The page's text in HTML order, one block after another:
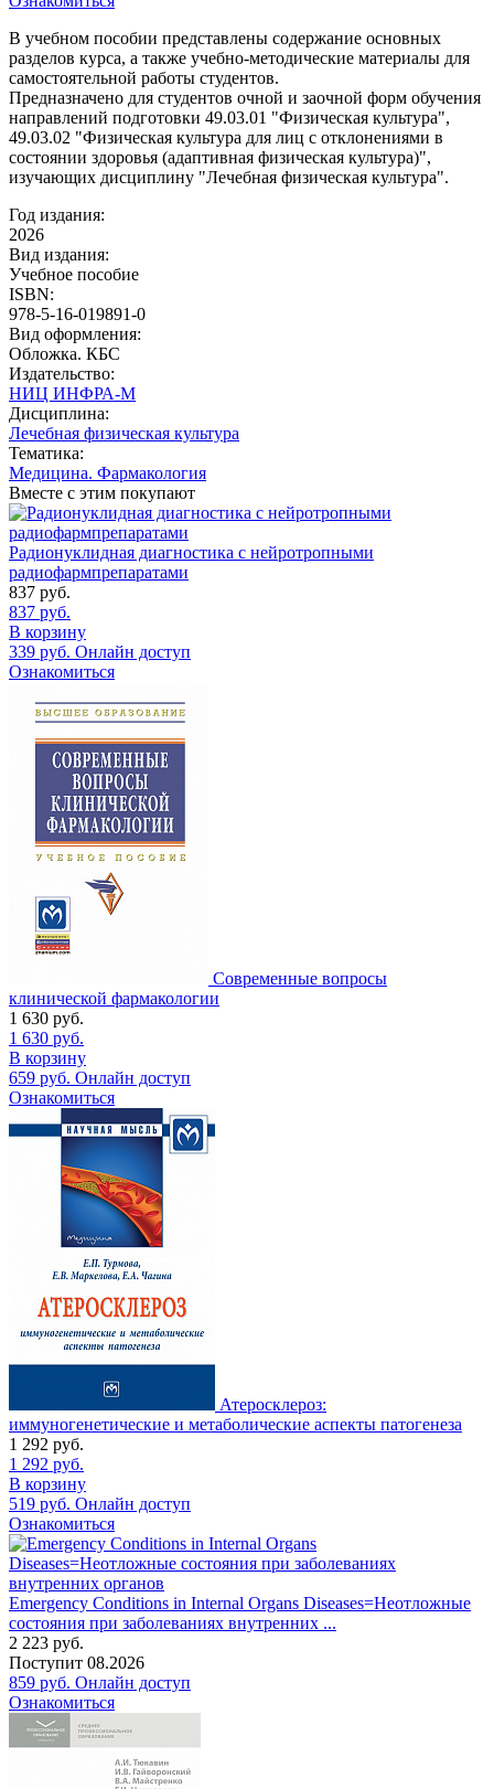
В учебном пособии представлены содержание основных
разделов курса, а также учебно-методические материалы для
самостоятельной работы студентов.
Предназначено для студентов очной и заочной форм обучения
направлений подготовки 49.03.01 "Физическая культура",
49.03.02 "Физическая культура для лиц с отклонениями в
состоянии здоровья (адаптивная физическая культура)",
изучающих дисциплину "Лечебная физическая культура".
Год издания:
2026
Вид издания:
Учебное пособие
ISBN:
978-5-16-019891-0
Вид оформления:
Обложка. КБС
Издательство:
НИЦ ИНФРА-М
Дисциплина:
Лечебная физическая культура
Тематика:
Медицина. Фармакология
Вместе с этим покупают
Радионуклидная диагностика с нейротропными
радиофармпрепаратами
837 руб.
837 руб.
В корзину
339 руб. Онлайн доступ
Ознакомиться
Современные вопросы
клинической фармакологии
1 630 руб.
1 630 руб.
В корзину
659 руб. Онлайн доступ
Ознакомиться
Атеросклероз:
иммуногенетические и метаболические аспекты патогенеза
1 292 руб.
1 292 руб.
В корзину
519 руб. Онлайн доступ
Ознакомиться
Emergency Conditions in Internal Organs Diseases=Неотложные
состояния при заболеваниях внутренних ...
2 223 руб.
Поступит 08.2026
859 руб. Онлайн доступ
Ознакомиться